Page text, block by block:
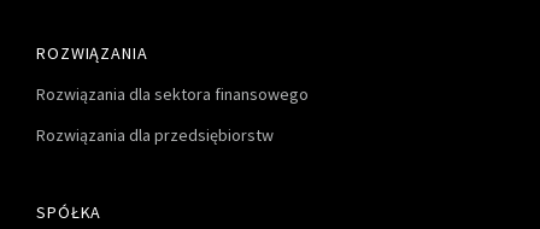
ROZWIĄZANIA
Rozwiązania dla sektora finansowego
Rozwiązania dla przedsiębiorstw
SPÓŁKA